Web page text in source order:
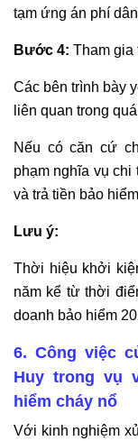
tạm ứng án phí
Bước 4: Tham gia
Các bên trình bày
liên quan trong
Nếu có căn cứ
phạm nghĩa vụ chi
và trả tiền bảo
Lưu ý:
Thời hiệu khởi
năm kể từ thời
doanh bảo hiểm
6. Công việc
Huy trong vụ
hiểm cháy nổ
Với kinh nghiệm